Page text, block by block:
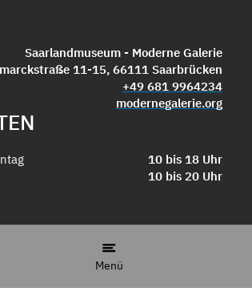
Saarlandmuseum - Moderne Galerie
11-15, 66111 Saarbrücken
+49 681 9964234
modernegalerie.org
10 bis 18 Uhr
10 bis 20 Uhr
Menü